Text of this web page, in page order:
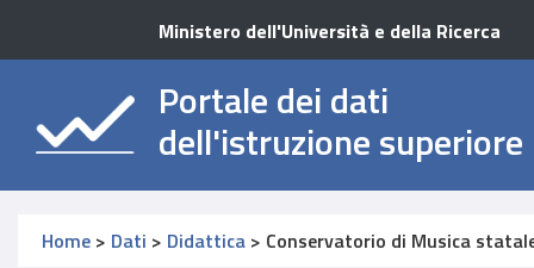
Ministero dell'Università e della Ricerca
Portale dei dati
dell'istruzione superiore
Home > Dati > Didattica > Conservatorio di Musica